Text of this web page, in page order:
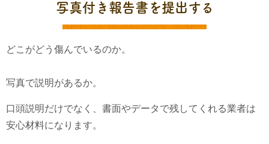
写真付き報告書を提出する
どこがどう傷んでいるのか。
写真で説明があるか。
口頭説明だけでなく、書面やデータで残してくれる業者は
安心材料になります。